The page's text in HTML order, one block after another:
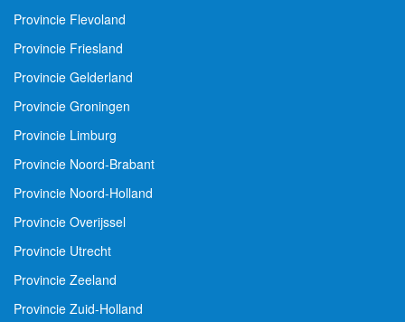
Provincie Flevoland
Provincie Friesland
Provincie Gelderland
Provincie Groningen
Provincie Limburg
Provincie Noord-Brabant
Provincie Noord-Holland
Provincie Overijssel
Provincie Utrecht
Provincie Zeeland
Provincie Zuid-Holland